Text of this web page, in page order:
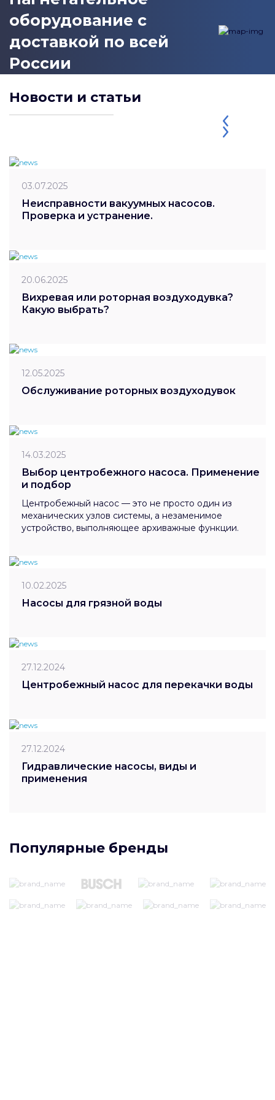
оборудование с
доставкой по всей
России
Новости и статьи
03.07.2025
Неисправности вакуумных насосов.
Проверка и устранение.
20.06.2025
Вихревая или роторная воздуходувка?
Какую выбрать?
12.05.2025
Обслуживание роторных воздуходувок
14.03.2025
Выбор центробежного насоса. Применение
и подбор
Центробежный насос — это не просто один из
механических узлов системы, а незаменимое
устройство, выполняющее архиважные функции.
10.02.2025
Насосы для грязной воды
27.12.2024
Центробежный насос для перекачки воды
27.12.2024
Гидравлические насосы, виды и
применения
Популярные бренды